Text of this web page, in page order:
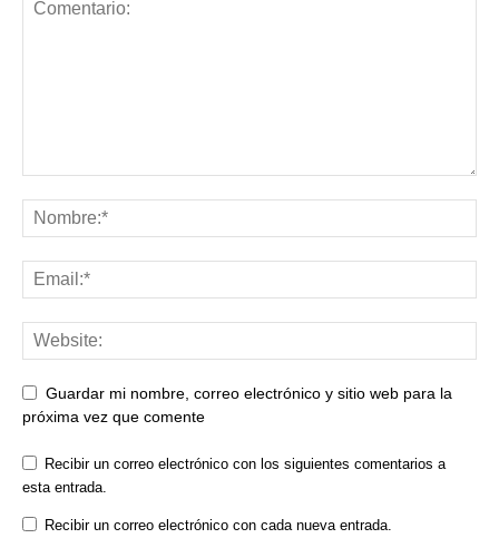
Guardar mi nombre, correo electrónico y sitio web para la
próxima vez que comente
Recibir un correo electrónico con los siguientes comentarios a
esta entrada.
Recibir un correo electrónico con cada nueva entrada.